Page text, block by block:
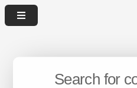
Search for